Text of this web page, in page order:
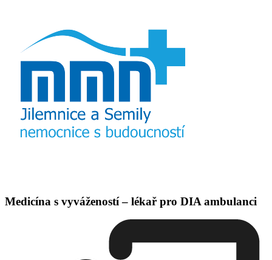
Medicína s vyvážeností – lékař pro DIA ambulanci